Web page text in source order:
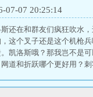
07-07 20:25:14
还在和群友们疯狂吹水
这个叉子还是这个机枪
凯洛斯哦？那我岂不是
道和折跃哪个更好用？